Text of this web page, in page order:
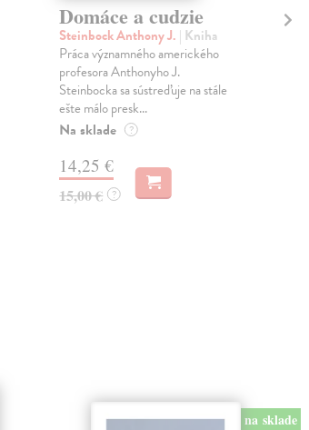
Domáce a cudzie
Steinbock Anthony J. | Kniha
Práca významného amerického
profesora Anthonyho J.
Steinbocka sa sústreďuje na stále
ešte málo presk...
Na sklade ?
14,25 €
15,00 € ?
na sklade